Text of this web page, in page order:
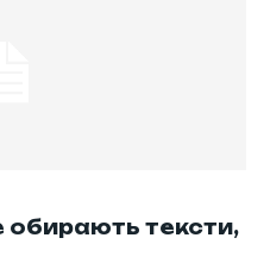
обирають тексти,